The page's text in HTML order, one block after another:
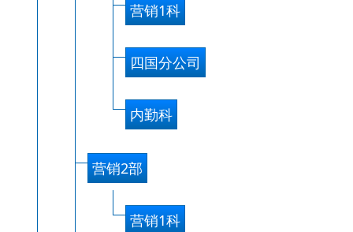
营销1科
四国分公司
内勤科
营销2部
营销1科